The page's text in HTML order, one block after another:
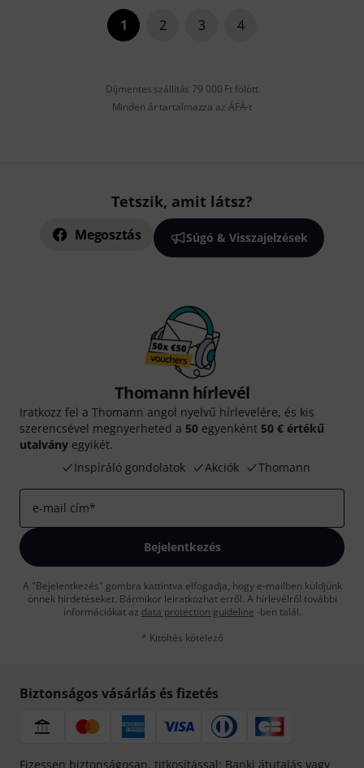
1 2 3 4
Díjmentes szállítás 79 000 Ft fölött
Minden ár tartalmazza az ÁFÁ-t
Tetszik, amit látsz?
Megosztás Súgó & Visszajelzések
Thomann hírlevél
Iratkozz fel a Thomann angol nyelvű hírlevelére, és kis
szerencsével megnyerheted a 50 egyenként 50 € értékű
utalvány egyikét.
Inspiráló gondolatok
Akciók Thomann
e-mail cím*
Bejelentkezés
A "Bejelentkezés" gombra kattintva elfogadja, hogy e-mailben küldjünk
önnek hirdetéseket. Bármikor leiratkozhat erről. A hírlevélről további
információkat az data protection guideline -ben talál.
* Kitöltés kötelező
Biztonságos vásárlás és fizetés
Fizessen biztonságosan, titkosítással: Banki átutalás vagy